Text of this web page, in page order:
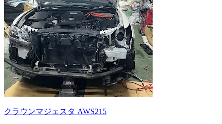
クラウンマジェスタ AWS215